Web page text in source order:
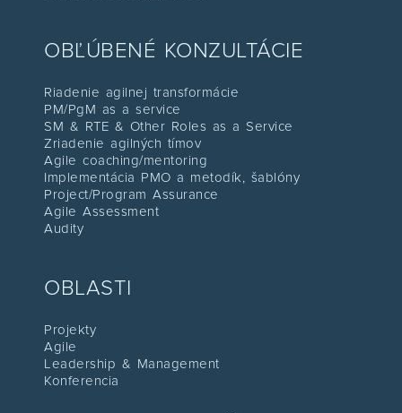
OBĽÚBENÉ KONZULTÁCIE
Riadenie agilnej transformácie
PM/PgM as a service
SM & RTE & Other Roles as a Service
Zriadenie agilných tímov
Agile coaching/mentoring
Implementácia PMO a metodík, šablóny
Project/Program Assurance
Agile Assessment
Audity
OBLASTI
Projekty
Agile
Leadership & Management
Konferencia